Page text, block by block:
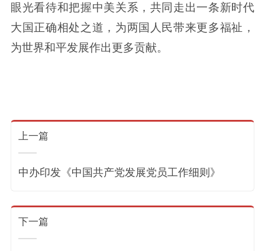
眼光看待和把握中美关系，共同走出一条新时代
大国正确相处之道，为两国人民带来更多福祉，
为世界和平发展作出更多贡献。
上一篇
中办印发《中国共产党发展党员工作细则》
下一篇